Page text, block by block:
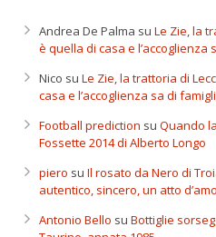
Andrea De Palma su Le Zie, la
è quella di casa e l’accoglienza
Nico su Le Zie, la trattoria di
casa e l’accoglienza sa di
Football prediction su Quando
Fossette 2014 di Alberto Longo
piero su Il rosato da Nero di
autentico, sincero, un atto
Antonio Bello su Bottiglie